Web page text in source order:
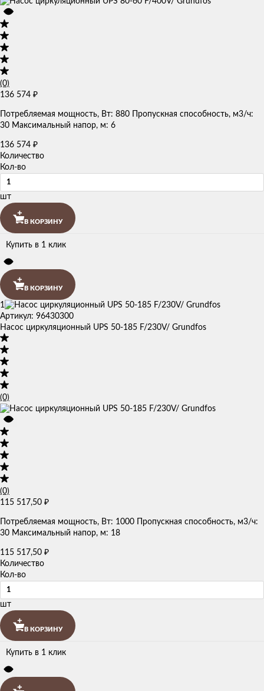
(0)
136 574 ₽
Потребляемая мощность, Вт: 880 Пропускная способность, м3/ч:
30 Максимальный напор, м: 6
136 574 ₽
Количество
Кол-во
шт
В КОРЗИНУ
Купить в 1 клик
В КОРЗИНУ
1
Артикул: 96430300
Насос циркуляционный UPS 50-185 F/230V/ Grundfos
(0)
(0)
115 517,50 ₽
Потребляемая мощность, Вт: 1000 Пропускная способность, м3/ч:
30 Максимальный напор, м: 18
115 517,50 ₽
Количество
Кол-во
шт
В КОРЗИНУ
Купить в 1 клик